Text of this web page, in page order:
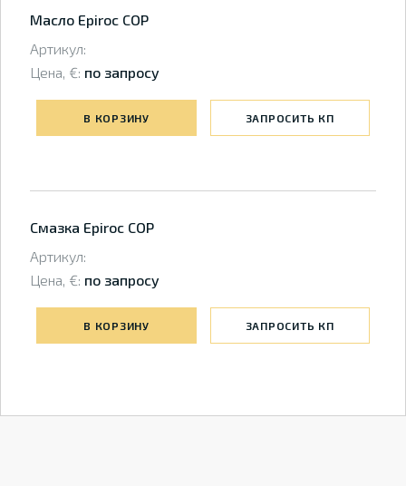
Масло Epiroc COP
Артикул:
Цена, €: по запросу
В КОРЗИНУ ЗАПРОСИТЬ КП
Смазка Epiroc COP
Артикул:
Цена, €: по запросу
В КОРЗИНУ ЗАПРОСИТЬ КП